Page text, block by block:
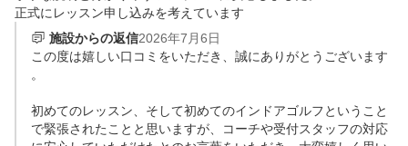
正式にレッスン申し込みを考えています
施設からの返信2026年7月6日
この度は嬉しい口コミをいただき、誠にありがとうございます
。
初めてのレッスン、そして初めてのインドアゴルフということ
で緊張されたことと思いますが、コーチや受付スタッフの対応